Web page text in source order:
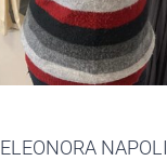
ELEONORA NAPOLI